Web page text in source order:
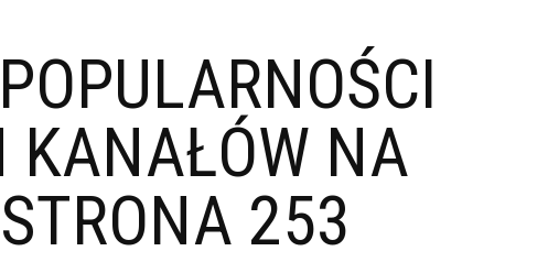
KANAŁÓW NA
253